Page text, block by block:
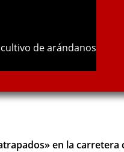
de arándanos
en la